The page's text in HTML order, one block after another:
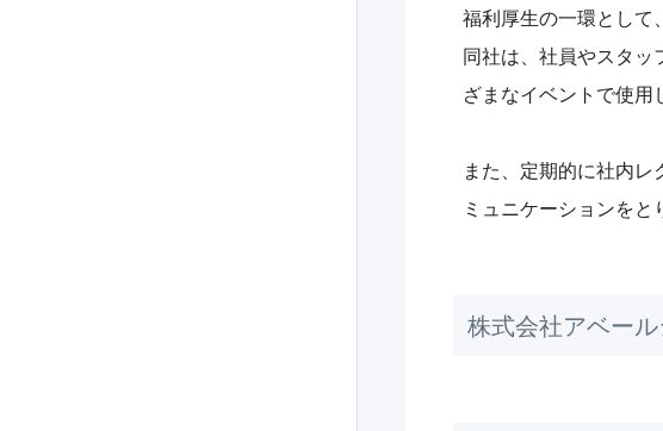
福利厚生の一環として
同社は、社員やスタ
ざまなイベントで使用
また、定期的に社内
ミュニケーションをと
株式会社アベー